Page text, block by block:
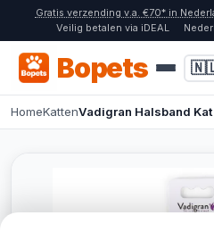
Gratis verzending v.a. €70* in
Veilig betalen via iDEAL
Bopets
HomeKattenVadigran Halsband